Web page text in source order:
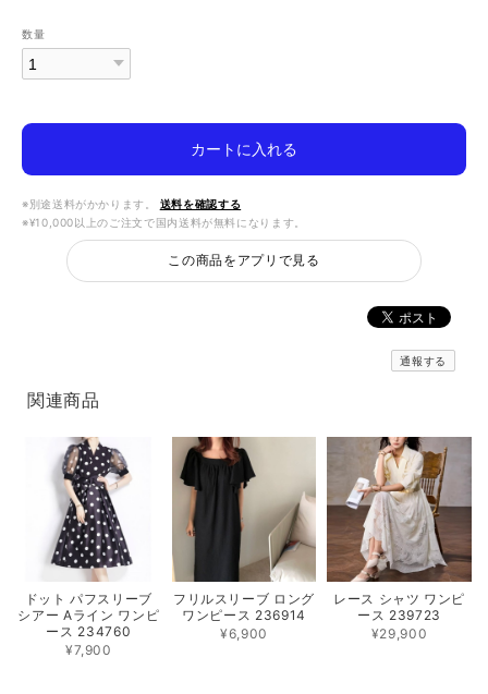
数量
カートに入れる
※別途送料がかかります。
送料を確認する
※¥10,000以上のご注文で国内送料が無料になります。
この商品をアプリで見る
通報する
関連商品
ドット パフスリーブ
シアー Aライン ワンピ
ース 234760
¥7,900
フリルスリーブ ロング
ワンピース 236914
¥6,900
レース シャツ ワンピ
ース 239723
¥29,900